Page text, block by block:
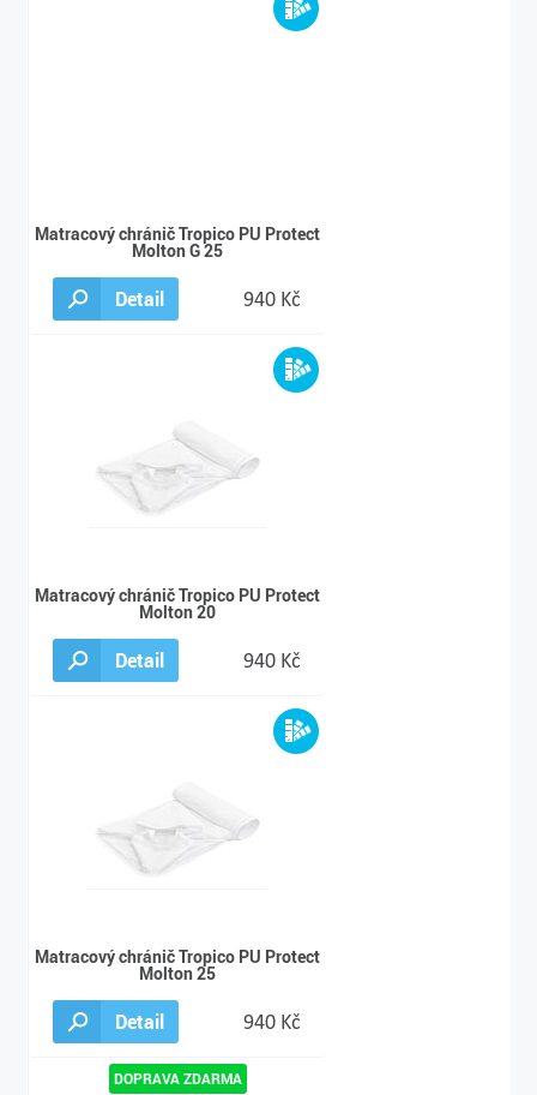
Matracový chránič Tropico PU Protect
Molton G 25
Detail 940 Kč
Matracový chránič Tropico PU Protect
Molton 20
Detail 940 Kč
Matracový chránič Tropico PU Protect
Molton 25
Detail 940 Kč